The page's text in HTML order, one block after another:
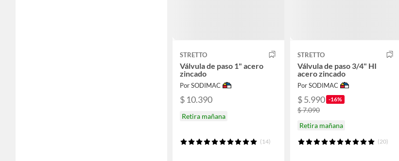
STRETTO
Válvula de paso 1" acero
zincado
Por SODIMAC
$ 10.390
Retira mañana
(14)
STRETTO
Válvula de paso 3/4" HI
acero zincado
Por SODIMAC
$ 5.990 -16%
$ 7.090
Retira mañana
(20)